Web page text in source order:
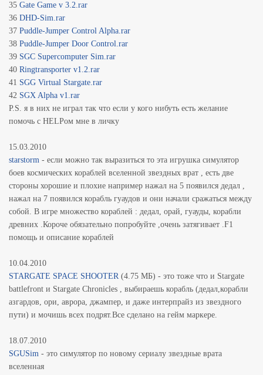
35 Gate Game v 3.2.rar
36 DHD-Sim.rar
37 Puddle-Jumper Control Alpha.rar
38 Puddle-Jumper Door Control.rar
39 SGC Supercomputer Sim.rar
40 Ringtransporter v1.2.rar
41 SGG Virtual Stargate.rar
42 SGX Alpha v1.rar
P.S. я в них не играл так что если у кого нибуть есть желание
помочь с HELPом мне в личку
15.03.2010
starstorm - если можно так выразиться то эта игрушка симулятор
боев космических кораблей вселенной звездных врат , есть две
стороны хорошие и плохие например нажал на 5 появился дедал ,
нажал на 7 появился корабль гуаудов и они начали сражаться между
собой. В игре множество кораблей : дедал, орай, гуауды, корабли
древних .Короче обязательно попробуйте ,очень затягивает .F1
помощь и описание кораблей
10.04.2010
STARGATE SPACE SHOOTER(4.75 МБ) - это тоже что и Stargate
battlefront и Stargate Chronicles , выбираешь корабль (дедал,корабли
азгардов, ори, аврора, джампер, и даже интерпрайз из звездного
пути) и мочишь всех подрят.Все сделано на гейм маркере.
18.07.2010
SGUSim - это симулятор по новому сериалу звездные врата
вселенная